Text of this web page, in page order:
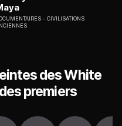
CIVILISATIONS
des White
premiers